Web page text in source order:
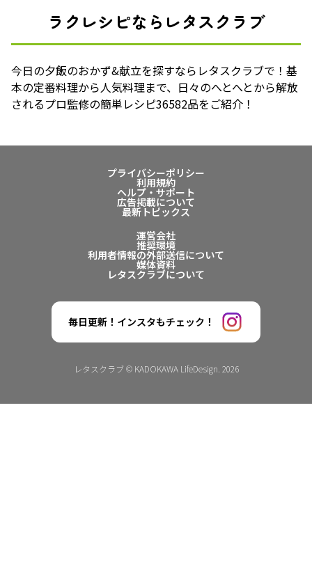
ラクレシピならレタスクラブ
今日の夕飯のおかず&献立を探すならレタスクラブで！基
本の定番料理から人気料理まで、日々のへとへとから解放
されるプロ監修の簡単レシピ36582品をご紹介！
プライバシーポリシー
利用規約
ヘルプ・サポート
広告掲載について
最新トピックス
運営会社
推奨環境
利用者情報の外部送信について
媒体資料
レタスクラブについて
毎日更新！インスタもチェック！
レタスクラブ © KADOKAWA LifeDesign. 2026